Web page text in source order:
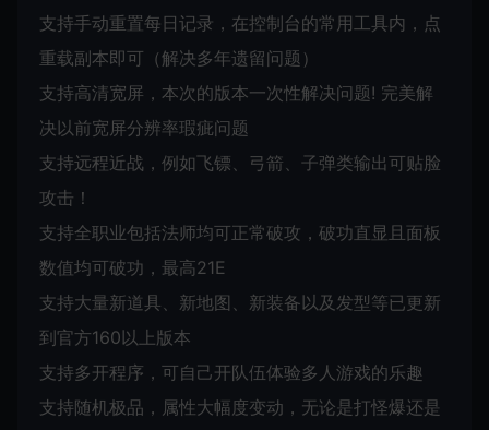
支持手动重置每日记录，在控制台的常用工具内，点
重载副本即可（解决多年遗留问题）
支持高清宽屏，本次的版本一次性解决问题! 完美解
决以前宽屏分辨率瑕疵问题
支持远程近战，例如飞镖、弓箭、子弹类输出可贴脸
攻击！
支持全职业包括法师均可正常破攻，破功直显且面板
数值均可破功，最高21E
支持大量新道具、新地图、新装备以及发型等已更新
到官方160以上版本
支持多开程序，可自己开队伍体验多人游戏的乐趣
支持随机极品，属性大幅度变动，无论是打怪爆还是